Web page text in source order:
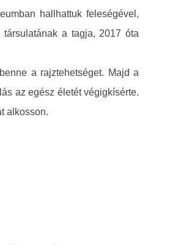
hallhattuk feleségével,
a tagja, 2017 óta
a rajztehetséget. Majd a
az egész életét végigkísérte.
alkosson.